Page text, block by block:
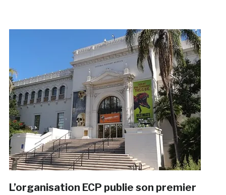
L’organisation ECP publie son premier